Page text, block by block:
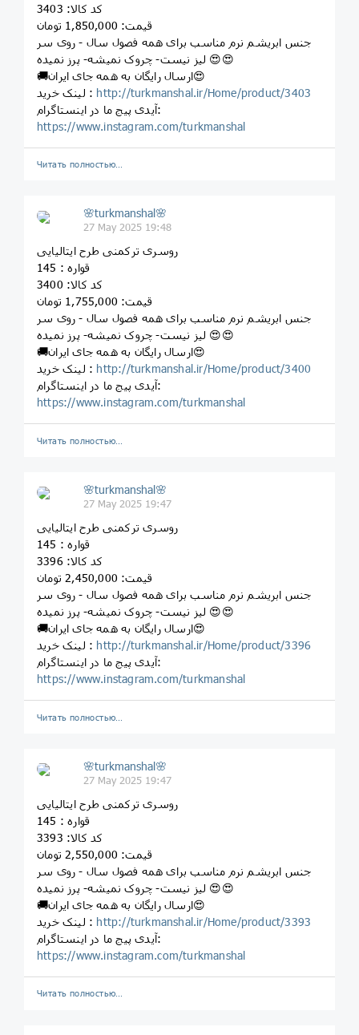
کد کالا: 3403
قیمت: 1,850,000 تومان
جنس ابریشم نرم مناسب برای همه فصول سال - روی سر
لیز نیست- چروک نمیشه- پرز نمیده 😍😍
🚚ارسال رایگان به همه جای ایران😍
لینک خرید : http://turkmanshal.ir/Home/product/3403
آیدی پیج ما در اینستاگرام:
https://www.instagram.com/turkmanshal
Читать полностью…
🌸turkmanshal🌸
27 May 2025 19:48
روسری ترکمنی طرح ایتالیایی
قواره : 145
کد کالا: 3400
قیمت: 1,755,000 تومان
جنس ابریشم نرم مناسب برای همه فصول سال - روی سر
لیز نیست- چروک نمیشه- پرز نمیده 😍😍
🚚ارسال رایگان به همه جای ایران😍
لینک خرید : http://turkmanshal.ir/Home/product/3400
آیدی پیج ما در اینستاگرام:
https://www.instagram.com/turkmanshal
Читать полностью…
🌸turkmanshal🌸
27 May 2025 19:47
روسری ترکمنی طرح ایتالیایی
قواره : 145
کد کالا: 3396
قیمت: 2,450,000 تومان
جنس ابریشم نرم مناسب برای همه فصول سال - روی سر
لیز نیست- چروک نمیشه- پرز نمیده 😍😍
🚚ارسال رایگان به همه جای ایران😍
لینک خرید : http://turkmanshal.ir/Home/product/3396
آیدی پیج ما در اینستاگرام:
https://www.instagram.com/turkmanshal
Читать полностью…
🌸turkmanshal🌸
27 May 2025 19:47
روسری ترکمنی طرح ایتالیایی
قواره : 145
کد کالا: 3393
قیمت: 2,550,000 تومان
جنس ابریشم نرم مناسب برای همه فصول سال - روی سر
لیز نیست- چروک نمیشه- پرز نمیده 😍😍
🚚ارسال رایگان به همه جای ایران😍
لینک خرید : http://turkmanshal.ir/Home/product/3393
آیدی پیج ما در اینستاگرام:
https://www.instagram.com/turkmanshal
Читать полностью…